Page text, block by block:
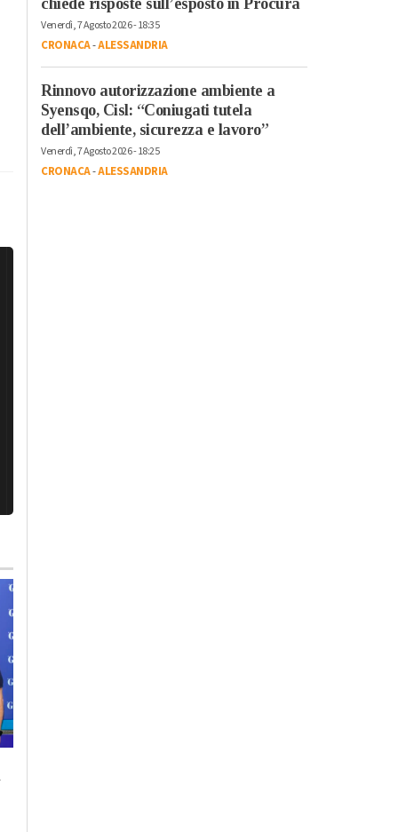
Venerdì, 7 Agosto 2026 - 18:35
CRONACA-ALESSANDRIA
Rinnovo autorizzazione ambiente a
Syensqo, Cisl: “Coniugati tutela
dell’ambiente, sicurezza e lavoro”
Venerdì, 7 Agosto 2026 - 18:25
CRONACA-ALESSANDRIA